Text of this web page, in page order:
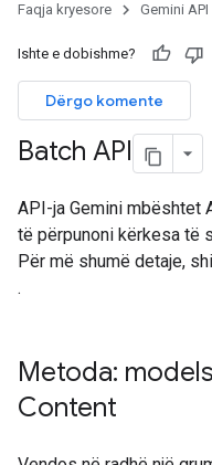
Faqja kryesore Gemini API
Ishte e dobishme?
Dërgo komente
Batch API
API-ja Gemini mbështet
të përpunoni kërkesa të
Për më shumë detaje,
.
Metoda: models
Content